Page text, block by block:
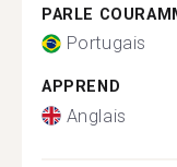
PARLE
Portugais
APPREND
Anglais